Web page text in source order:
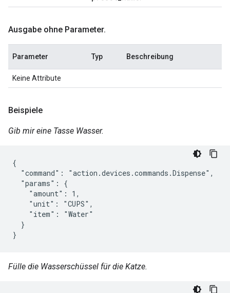
Ausgabe ohne Parameter.
Parameter Typ Beschreibung
Keine Attribute
Beispiele
Gib mir eine Tasse Wasser.
{
  "command": "action.devices.commands.Dispense",
  "params": {
    "amount": 1,
    "unit": "CUPS",
    "item": "Water"
  }
}
Fülle die Wasserschüssel für die Katze.